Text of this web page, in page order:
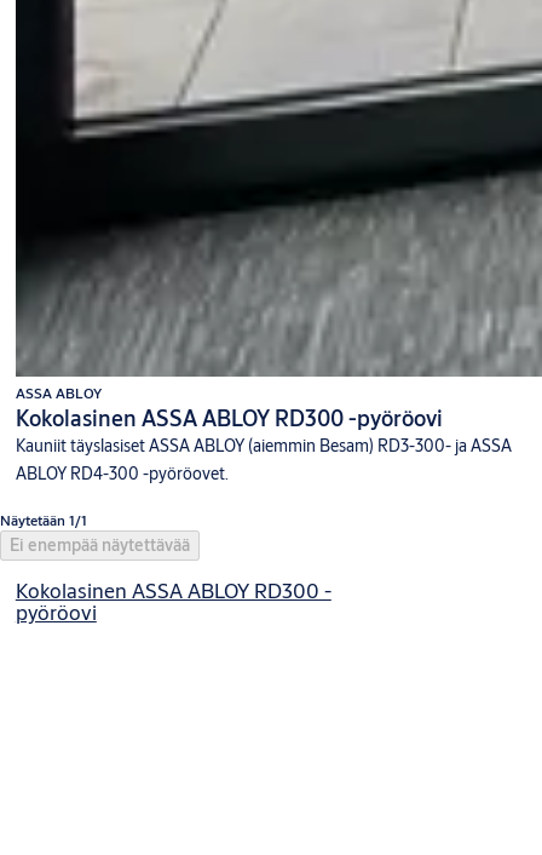
ASSA ABLOY
Kokolasinen ASSA ABLOY RD300 -pyöröovi
Kauniit täyslasiset ASSA ABLOY (aiemmin Besam) RD3-300- ja ASSA
ABLOY RD4-300 -pyöröovet.
Näytetään 1/1
Ei enempää näytettävää
Kokolasinen ASSA ABLOY RD300 -
pyöröovi